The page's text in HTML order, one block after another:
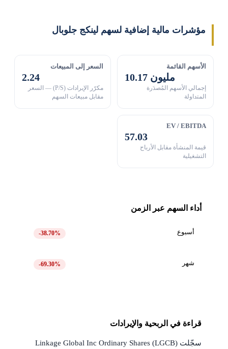
مؤشرات مالية إضافية لسهم لينكج جلوبال
الأسهم القائمة
10.17 مليون
إجمالي الأسهم المُصدَرة
المتداولة
السعر إلى المبيعات
2.24
مكرّر الإيرادات (P/S) — السعر
مقابل مبيعات السهم
EV / EBITDA
57.03
قيمة المنشأة مقابل الأرباح
التشغيلية
أداء السهم عبر الزمن
أسبوع -38.70%
شهر -69.30%
قراءة في الربحية والإيرادات
سجّلت Linkage Global Inc Ordinary Shares (LGCB)